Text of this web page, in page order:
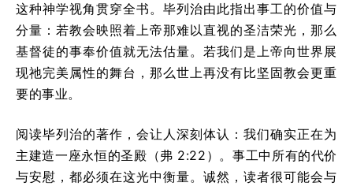
这种神学视角贯穿全书。毕列治由此指出事工的价值与
分量：若教会映照着上帝那难以直视的圣洁荣光，那么
基督徒的事奉价值就无法估量。若我们是上帝向世界展
现祂完美属性的舞台，那么世上再没有比坚固教会更重
要的事业。
阅读毕列治的著作，会让人深刻体认：我们确实正在为
主建造一座永恒的圣殿（弗 2:22）。事工中所有的代价
与安慰，都必须在这光中衡量。诚然，读者很可能会与